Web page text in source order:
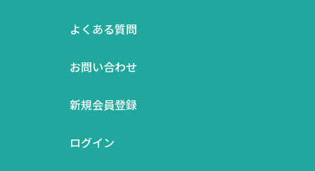
よくある質問
お問い合わせ
新規会員登録
ログイン